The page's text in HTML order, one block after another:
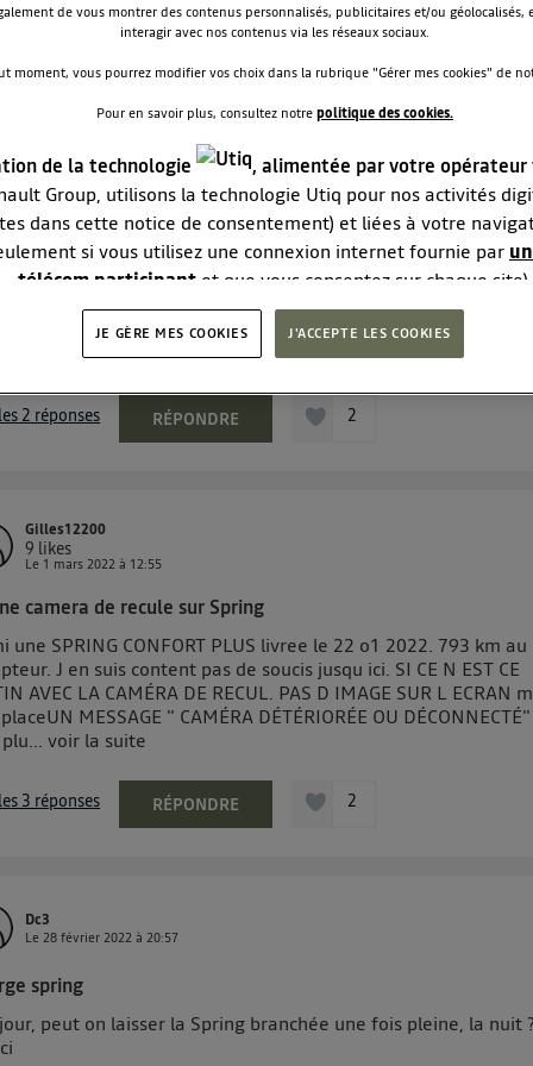
0
9likes
camera de recule Dacia Spring
Mon véhicule Dacia spring du 22 01 2022 a parcouru 793
la caméra de recule ne s est pas affichee sur l ecran.
annonçait camera endommagée ou désactivée. Apres
l ecran affichait a nouveau la caméra de recule san...
2 réponses RÉPONDRE 2
Gilles12200
9 likes
Le 1 mars 2022 à 12:55
camera de recule sur Spring
une SPRING CONFORT PLUS livree le 22 o1 2022. 793 km au
J en suis content pas de soucis jusqu ici. SI CE N EST CE
AVEC LA CAMÉRA DE RECUL. PAS D IMAGE SUR L ECRAN
MESSAGE " CAMÉRA DÉTÉRIORÉE OU
plu...voir la suite
3 réponses RÉPONDRE 2
Dc3
Le28 février 2022 à20:57
spring
peut on laisser la Spring branchée une fois pleine, la nuit
de vous montrer des contenus personnalisés, publicitaires et/ou géolocalisés,
interagir avec nos contenus via les réseaux sociaux.
moment, vous pourrez modifier vos choix dans la rubrique "Gérer mes cookies" de
Pour en savoir plus, consultez notrepolitique des cookies.
de la technologie
, alimentée par votre
Group, utilisons la technologie Utiq pour nos activités
dans cette notice de consentement) et liées à votre
si vous utilisez une connexion internet fournie par
télécom participantet que vous consentez sur chaque site).
Utiq a été conçue pour la protection de vos données
vous offrant choix et contrôle.
un identifiant créé par votre opérateur télécom basé sur
référence de votre contrat internet (ex : votre numéro de
est associé à votre connexion internet. Ainsi, toutes les
la même connexion et ayant consenties se verront
mobile
pouvez à tout moment retirer ce consentement sur
") ou via la page « gérer Utiq » en bas de ce site.
veuillez consulter la Politique d'information sur les
personnelles d'Utiq
JE GÈRE MES COOKIES J'ACCEPTE LES COOKIES